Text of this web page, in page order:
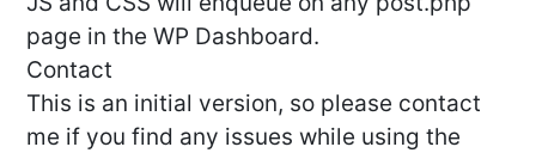
page in the WP Dashboard.
Contact
This is an initial version, so please contact
me if you find any issues while using the